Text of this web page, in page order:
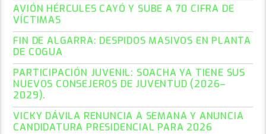
AVIÓN HÉRCULES CAYÓ Y SUBE A 70 CIFRA DE
VÍCTIMAS
FIN DE ALGARRA: DESPIDOS MASIVOS EN PLANTA
DE COGUA
PARTICIPACIÓN JUVENIL: SOACHA YA TIENE SUS
NUEVOS CONSEJEROS DE JUVENTUD (2026–
2029).
VICKY DÁVILA RENUNCIA A SEMANA Y ANUNCIA
CANDIDATURA PRESIDENCIAL PARA 2026